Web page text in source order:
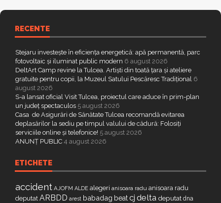
RECENTE
Stejaru investește în eficiența energetică: apă permanentă, parc
fotovoltaic și iluminat public modern 6 august 2026
DeltArt Camp revine la Tulcea. Artiști din toată țara și ateliere
gratuite pentru copii, la Muzeul Satului Pescăresc Tradițional 6
august 2026
S-a lansat oficial Visit Tulcea, proiectul care aduce în prim-plan
un județ spectaculos 5 august 2026
Casa de Asigurări de Sănătate Tulcea recomandă evitarea
deplasărilor la sediu pe timpul valului de cădură: Folosiți
serviciile online și telefonice! 5 august 2026
ANUNȚ PUBLIC 4 august 2026
ETICHETE
accident AJOFM ALDE alegeri anisoara radu anisoara radu
deputat ARBDD arest babadag beatcj delta deputat dna